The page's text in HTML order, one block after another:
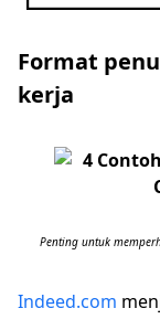
Format
kerja
Penting untuk
Indeed.com